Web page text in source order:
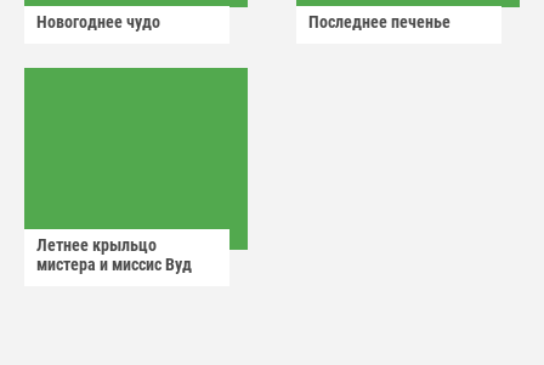
Новогоднее чудо Последнее печенье
Летнее крыльцо
мистера и миссис Вуд